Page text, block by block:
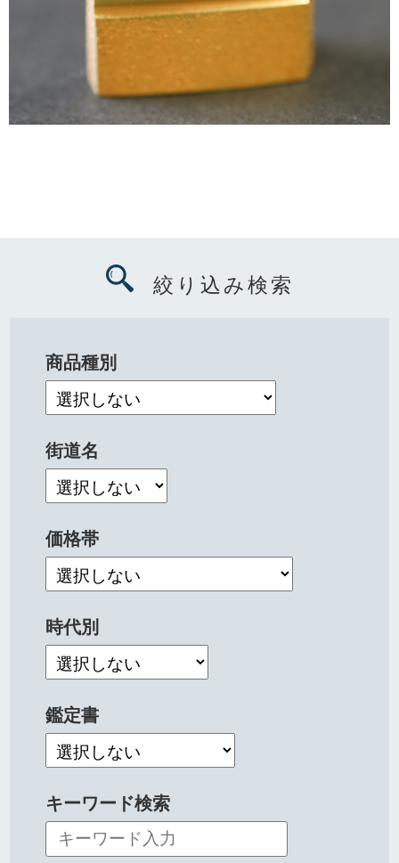
絞り込み検索
商品種別
街道名
価格帯
時代別
鑑定書
キーワード検索